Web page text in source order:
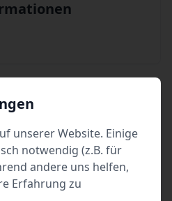
unserer Website. Einige
notwendig (z.B. für
andere uns helfen,
Erfahrung zu